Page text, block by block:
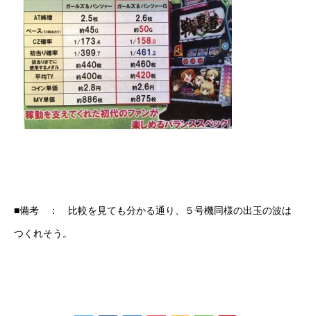
■備考 ： 比較を見ても分かる通り、５号機同様の出玉の波は
つくれそう。